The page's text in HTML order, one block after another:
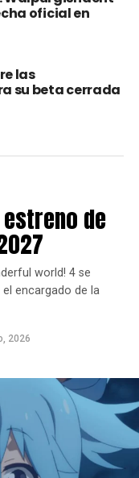
y sobre todo el
lleno toda la
movimiento de
esperar de esta
que tendremos,
que por fin veamos
deErenlo cual,
conocer.
oficial en
las
su beta cerrada
de
world! 4 se
el encargado de la
2026